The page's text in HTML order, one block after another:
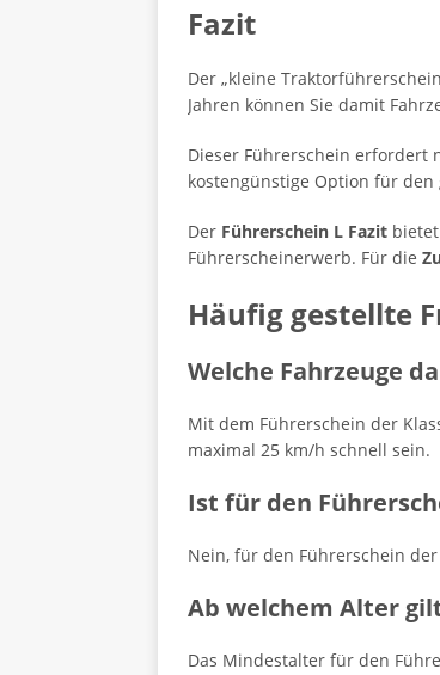
Fazit
Der „kleine
Jahren können Sie damit
Dieser Führerschein erfordert
kostengünstige Option für
Der Führerschein L Fazit
Führerscheinerwerb. Für die
Häufig gestellte
Welche Fahrzeuge
Mit dem Führerschein der
maximal 25 km/h schnell sein.
Ist für den
Nein, für den Führerschein
Ab welchem Alter
Das Mindestalter für den